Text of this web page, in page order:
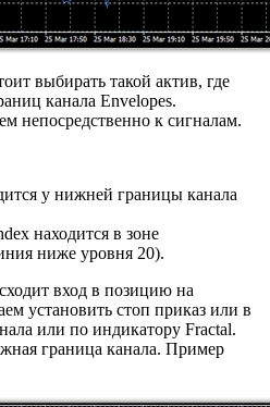
выбирать такой актив, где
канала Envelopes.
непосредственно к сигналам.
у нижней границы канала
находится в зоне
ниже уровня 20).
вход в позицию на
установить стоп приказ или в
или по индикатору Fractal.
граница канала. Пример